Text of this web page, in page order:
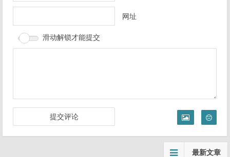
网址
滑动解锁才能提交
最新文章